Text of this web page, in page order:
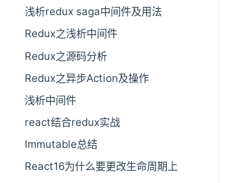
浅析redux saga中间件及用法
Redux之浅析中间件
Redux之源码分析
Redux之异步Action及操作
浅析中间件
react结合redux实战
Immutable总结
React16为什么要更改生命周期上